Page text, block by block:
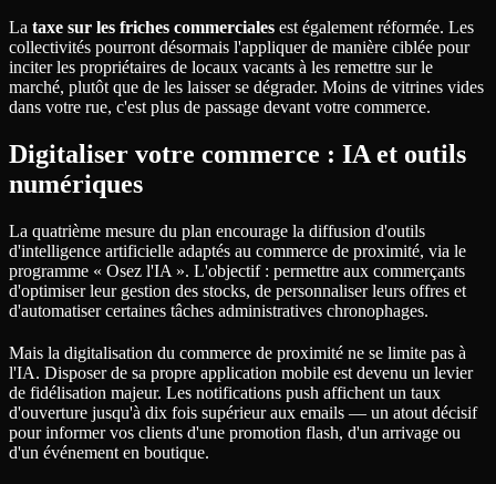
La taxe sur les friches commerciales est également réformée. Les
collectivités pourront désormais l'appliquer de manière ciblée pour
inciter les propriétaires de locaux vacants à les remettre sur le
marché, plutôt que de les laisser se dégrader. Moins de vitrines vides
dans votre rue, c'est plus de passage devant votre commerce.
Digitaliser votre commerce : IA et outils
numériques
La quatrième mesure du plan encourage la diffusion d'outils
d'intelligence artificielle adaptés au commerce de proximité, via le
programme « Osez l'IA ». L'objectif : permettre aux commerçants
d'optimiser leur gestion des stocks, de personnaliser leurs offres et
d'automatiser certaines tâches administratives chronophages.
Mais la digitalisation du commerce de proximité ne se limite pas à
l'IA. Disposer de sa propre application mobile est devenu un levier
de fidélisation majeur. Les notifications push affichent un taux
d'ouverture jusqu'à dix fois supérieur aux emails — un atout décisif
pour informer vos clients d'une promotion flash, d'un arrivage ou
d'un événement en boutique.